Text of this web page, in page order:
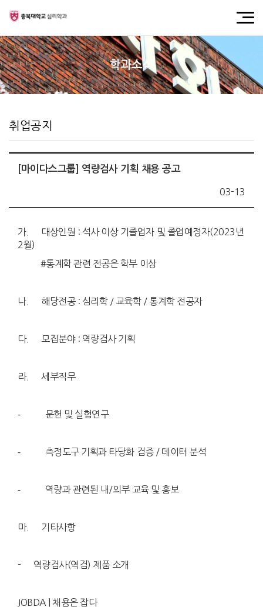
학과소식
취업공지
[마이다스그룹] 역량검사 기획 채용 공고
03-13
가. 대상인원 : 석사 이상 기졸업자 및 졸업예정자(2023년
2월)
#통계학 관련 전공은 학부 이상
나. 해당전공 : 심리학 / 교육학 / 통계학 전공자
다. 모집분야 : 역량검사 기획
라. 세부직무
⁃ 문헌 및 실험연구
⁃ 측정도구 기획과 타당화 검증 / 데이터 분석
⁃ 역량과 관련된 내/외부 교육 및 홍보
마. 기타사항
- 역량검사(역검) 제품 소개
JOBDA | 채용은 잡다